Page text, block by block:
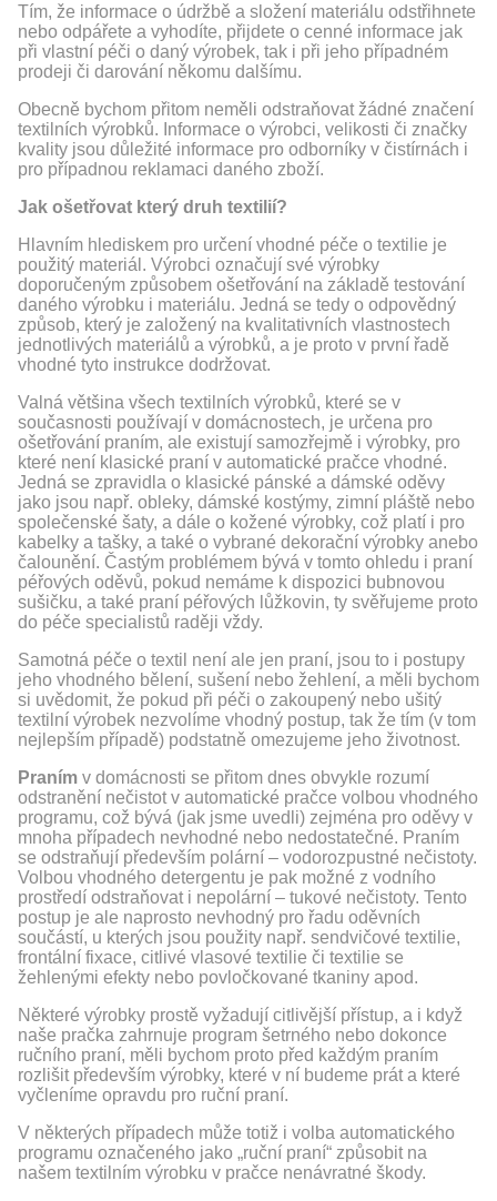
Tím, že informace o údržbě a složení materiálu odstřihnete
nebo odpářete a vyhodíte, přijdete o cenné informace jak
při vlastní péči o daný výrobek, tak i při jeho případném
prodeji či darování někomu dalšímu.
Obecně bychom přitom neměli odstraňovat žádné značení
textilních výrobků. Informace o výrobci, velikosti či značky
kvality jsou důležité informace pro odborníky v čistírnách i
pro případnou reklamaci daného zboží.
Jak ošetřovat který druh textilií?
Hlavním hlediskem pro určení vhodné péče o textilie je
použitý materiál. Výrobci označují své výrobky
doporučeným způsobem ošetřování na základě testování
daného výrobku i materiálu. Jedná se tedy o odpovědný
způsob, který je založený na kvalitativních vlastnostech
jednotlivých materiálů a výrobků, a je proto v první řadě
vhodné tyto instrukce dodržovat.
Valná většina všech textilních výrobků, které se v
současnosti používají v domácnostech, je určena pro
ošetřování praním, ale existují samozřejmě i výrobky, pro
které není klasické praní v automatické pračce vhodné.
Jedná se zpravidla o klasické pánské a dámské oděvy
jako jsou např. obleky, dámské kostýmy, zimní pláště nebo
společenské šaty, a dále o kožené výrobky, což platí i pro
kabelky a tašky, a také o vybrané dekorační výrobky anebo
čalounění. Častým problémem bývá v tomto ohledu i praní
péřových oděvů, pokud nemáme k dispozici bubnovou
sušičku, a také praní péřových lůžkovin, ty svěřujeme proto
do péče specialistů raději vždy.
Samotná péče o textil není ale jen praní, jsou to i postupy
jeho vhodného bělení, sušení nebo žehlení, a měli bychom
si uvědomit, že pokud při péči o zakoupený nebo ušitý
textilní výrobek nezvolíme vhodný postup, tak že tím (v tom
nejlepším případě) podstatně omezujeme jeho životnost.
Praním v domácnosti se přitom dnes obvykle rozumí
odstranění nečistot v automatické pračce volbou vhodného
programu, což bývá (jak jsme uvedli) zejména pro oděvy v
mnoha případech nevhodné nebo nedostatečné. Praním
se odstraňují především polární – vodorozpustné nečistoty.
Volbou vhodného detergentu je pak možné z vodního
prostředí odstraňovat i nepolární – tukové nečistoty. Tento
postup je ale naprosto nevhodný pro řadu oděvních
součástí, u kterých jsou použity např. sendvičové textilie,
frontální fixace, citlivé vlasové textilie či textilie se
žehlenými efekty nebo povločkované tkaniny apod.
Některé výrobky prostě vyžadují citlivější přístup, a i když
naše pračka zahrnuje program šetrného nebo dokonce
ručního praní, měli bychom proto před každým praním
rozlišit především výrobky, které v ní budeme prát a které
vyčleníme opravdu pro ruční praní.
V některých případech může totiž i volba automatického
programu označeného jako „ruční praní“ způsobit na
našem textilním výrobku v pračce nenávratné škody.